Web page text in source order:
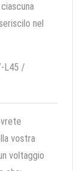
nel
L45 /
vostra
voltaggio